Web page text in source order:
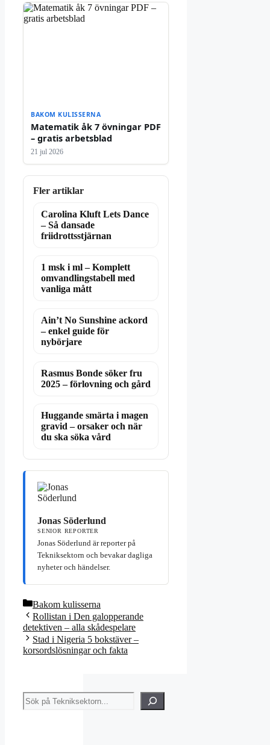
BAKOM KULISSERNA
Matematik åk 7 övningar PDF
– gratis arbetsblad
21 jul 2026
Fler artiklar
Carolina Kluft Lets Dance
– Så dansade
friidrottsstjärnan
1 msk i ml – Komplett
omvandlingstabell med
vanliga mått
Ain’t No Sunshine ackord
– enkel guide för
nybörjare
Rasmus Bonde söker fru
2025 – förlovning och gård
Huggande smärta i magen
gravid – orsaker och när
du ska söka vård
Jonas Söderlund
SENIOR REPORTER
Jonas Söderlund är reporter på
Tekniksektorn och bevakar dagliga
nyheter och händelser.
Kategorier
Bakom kulisserna
Rollistan i Den galopperande
detektiven – alla skådespelare
Stad i Nigeria 5 bokstäver –
korsordslösningar och fakta
Sök